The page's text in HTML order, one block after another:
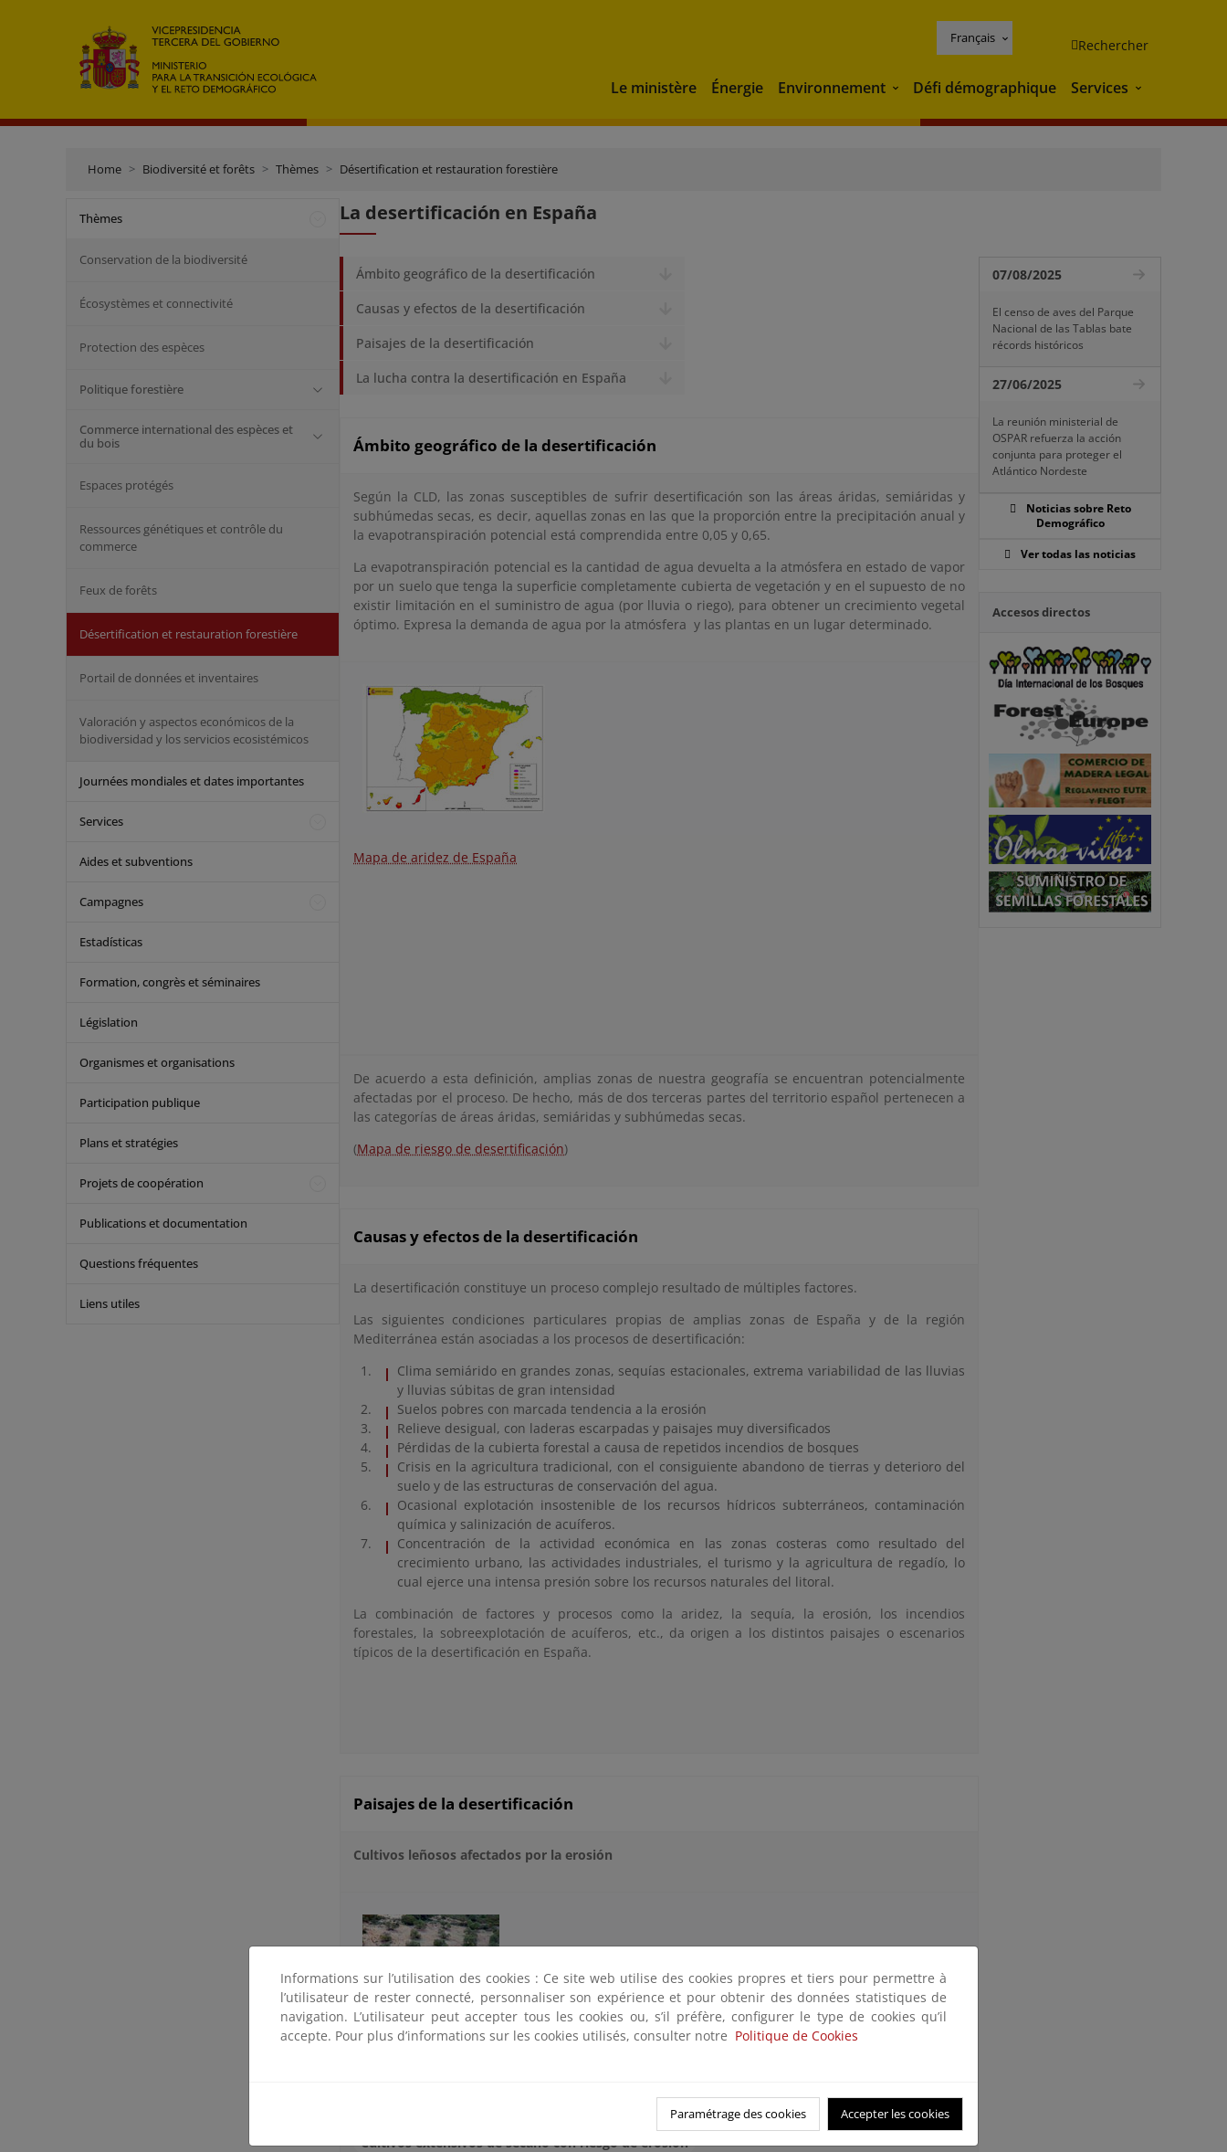
Français Rechercher
Le ministère Énergie Environnement Environnement
Défi démographique Services Services
Home Biodiversité et forêts Thèmes Désertification et restauration forestière
Thèmes
Conservation de la biodiversité
Écosystèmes et connectivité
Protection des espèces
Politique forestière
Commerce international des espèces et
du bois
Espaces protégés
Ressources génétiques et contrôle du
commerce
Feux de forêts
Désertification et restauration forestière
Portail de données et inventaires
Valoración y aspectos económicos de la
biodiversidad y los servicios ecosistémicos
Journées mondiales et dates importantes
Services
Aides et subventions
Campagnes
Estadísticas
Formation, congrès et séminaires
Législation
Organismes et organisations
Participation publique
Plans et stratégies
Projets de coopération
Publications et documentation
Questions fréquentes
Liens utiles
La desertificación en España
Ámbito geográfico de la desertificación
Causas y efectos de la desertificación
Paisajes de la desertificación
La lucha contra la desertificación en España
Ámbito geográfico de la desertificación
Según la CLD, las zonas susceptibles de sufrir desertificación son las áreas áridas, semiáridas y
subhúmedas secas, es decir, aquellas zonas en las que la proporción entre la precipitación anual y
la evapotranspiración potencial está comprendida entre 0,05 y 0,65.
La evapotranspiración potencial es la cantidad de agua devuelta a la atmósfera en estado de vapor
por un suelo que tenga la superficie completamente cubierta de vegetación y en el supuesto de no
existir limitación en el suministro de agua (por lluvia o riego), para obtener un crecimiento vegetal
óptimo. Expresa la demanda de agua por la atmósfera y las plantas en un lugar determinado.
Mapa de aridez de España
De acuerdo a esta definición, amplias zonas de nuestra geografía se encuentran potencialmente
afectadas por el proceso. De hecho, más de dos terceras partes del territorio español pertenecen a
las categorías de áreas áridas, semiáridas y subhúmedas secas.
(Mapa de riesgo de desertificación)
Causas y efectos de la desertificación
La desertificación constituye un proceso complejo resultado de múltiples factores.
Las siguientes condiciones particulares propias de amplias zonas de España y de la región
Mediterránea están asociadas a los procesos de desertificación:
Clima semiárido en grandes zonas, sequías estacionales, extrema variabilidad de las lluvias
y lluvias súbitas de gran intensidad
Suelos pobres con marcada tendencia a la erosión
Relieve desigual, con laderas escarpadas y paisajes muy diversificados
Pérdidas de la cubierta forestal a causa de repetidos incendios de bosques
Crisis en la agricultura tradicional, con el consiguiente abandono de tierras y deterioro del
suelo y de las estructuras de conservación del agua.
Ocasional explotación insostenible de los recursos hídricos subterráneos, contaminación
química y salinización de acuíferos.
Concentración de la actividad económica en las zonas costeras como resultado del
crecimiento urbano, las actividades industriales, el turismo y la agricultura de regadío, lo
cual ejerce una intensa presión sobre los recursos naturales del litoral.
La combinación de factores y procesos como la aridez, la sequía, la erosión, los incendios
forestales, la sobreexplotación de acuíferos, etc., da origen a los distintos paisajes o escenarios
típicos de la desertificación en España.
Paisajes de la desertificación
Cultivos leñosos afectados por la erosión
Cultivos extensivos de secano con riesgo de erosión
07/08/2025
El censo de aves del Parque
Nacional de las Tablas bate
récords históricos
27/06/2025
La reunión ministerial de
OSPAR refuerza la acción
conjunta para proteger el
Atlántico Nordeste
Noticias sobre Reto
Demográfico
Ver todas las noticias
Accesos directos
Informations sur l’utilisation des cookies : Ce site web utilise des cookies propres et tiers pour permettre à
l’utilisateur de rester connecté, personnaliser son expérience et pour obtenir des données statistiques de
navigation. L’utilisateur peut accepter tous les cookies ou, s’il préfère, configurer le type de cookies qu’il
accepte. Pour plus d’informations sur les cookies utilisés, consulter notre Politique de Cookies
Paramétrage des cookies Accepter les cookies